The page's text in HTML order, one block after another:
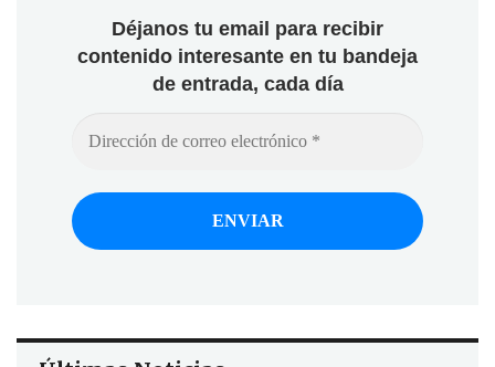
Déjanos tu email para recibir
contenido interesante en tu bandeja
de entrada, cada día